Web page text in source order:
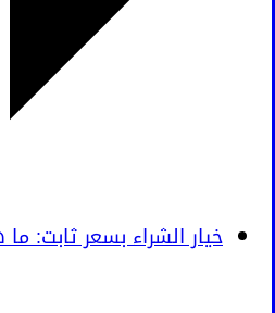
خيار الشراء بسعر ثابت: